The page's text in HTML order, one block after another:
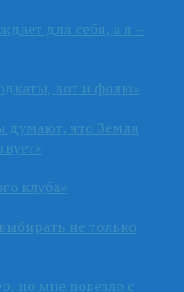
для себя, а я –
вот и фолю»
думают, что Земля
клуба»
не только
но мне повезло с